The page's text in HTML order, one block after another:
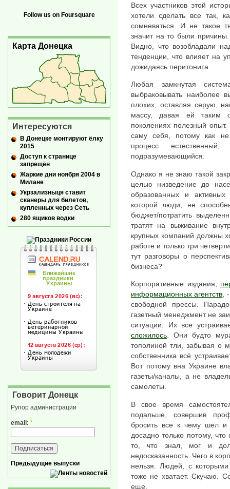
Всех участников этой
хотели сделать все так,
сомневаться. И не такое
значит на то были
Видно, что возобладали
тенденции, что влияет на
дожидаясь перитонита.
Любая замкнутая
выбраковывать наиболее
плохих, оставляя серую,
массу, давая ей таким
поколениях полезный
саму себя, потому как
процесс
подразумевающийся.
Однако я не знаю такой
целью низведение до
образованных и
которой люди, не
бюджет/потратить
тратят на выживание
крупных компаний должны
работе и только три
тут разговоры о
бизнеса?
Корпоративные издания,
информационных агентств ,
свободной прессы.
газетный менеджмент не
ситуации. Их все
сложилось . Они будто
тополиной тли, забывая о
собственника всё
Вот потому вна Украине
газеты/каналы, а не
самолеты.
В свое время
подальше, совершив
бросить все к чему шел и
досадно только потому,
то, что знал, мог и
недосказанность. Чего в
нельзя. Людей, с
тоже не хватает. Скучаю.
еще.
Follow us on Foursquare
Карта Донецка
Интересуются
В Донецке монтируют ёлку
2015
Доступ к странице
запрещён
Жаркие дни ноября 2004 в
Милане
Укрзализныця ставит
сканеры для билетов,
купленных через Сеть
280 ящиков водки
Говорит Донецк
Рупор администрации
email: *
Предыдущие выпуски